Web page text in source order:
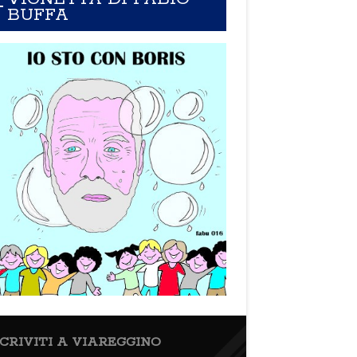
BUFFA
A VIAREGGINO